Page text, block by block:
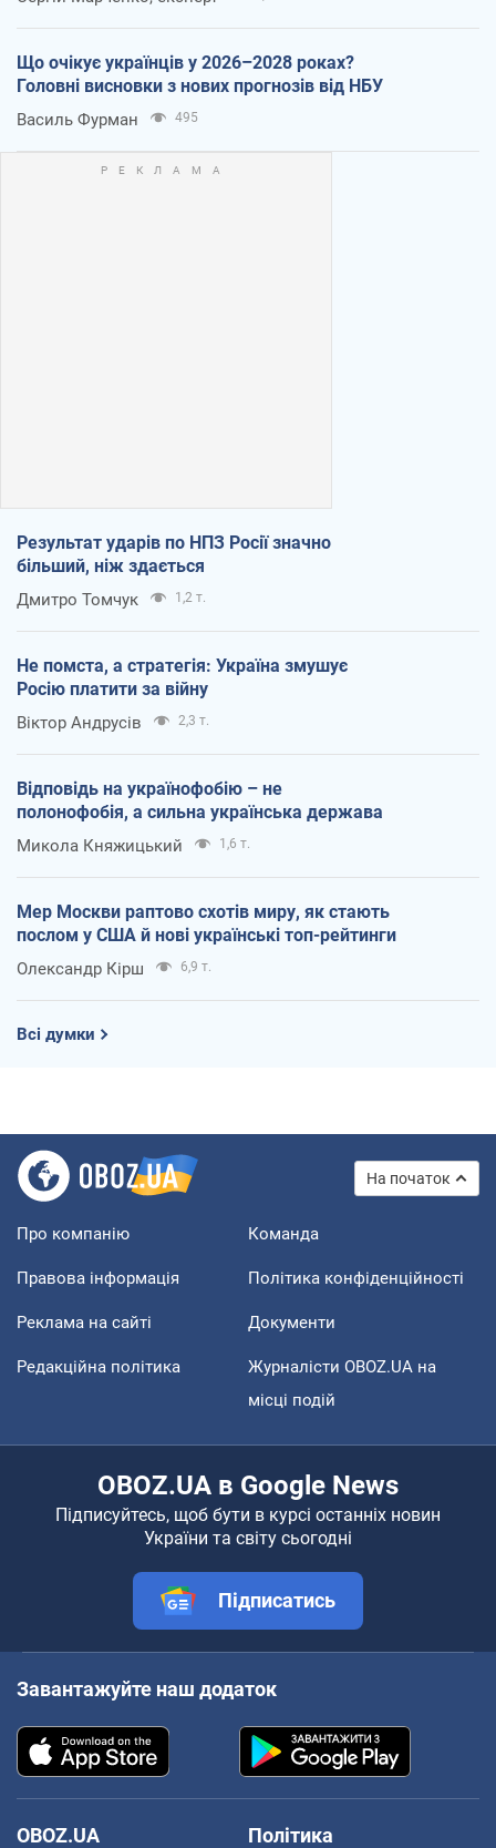
Що очікує українців у 2026–2028 роках?
Головні висновки з нових прогнозів від НБУ
Василь Фурман 495
Результат ударів по НПЗ Росії значно
більший, ніж здається
Дмитро Томчук 1,2 т.
Не помста, а стратегія: Україна змушує
Росію платити за війну
Віктор Андрусів 2,3 т.
Відповідь на українофобію – не
полонофобія, а сильна українська держава
Микола Княжицький 1,6 т.
Мер Москви раптово схотів миру, як стають
послом у США й нові українські топ-рейтинги
Олександр Кірш 6,9 т.
Всі думки
На початок
Про компанію Команда
Правова інформація Політика конфіденційності
Реклама на сайті Документи
Редакційна політика
Журналісти OBOZ.UA на
місці подій
OBOZ.UA в Google News
Підписуйтесь, щоб бути в курсі останніх новин
України та світу сьогодні
Підписатись
Завантажуйте наш додаток
OBOZ.UA
Політика